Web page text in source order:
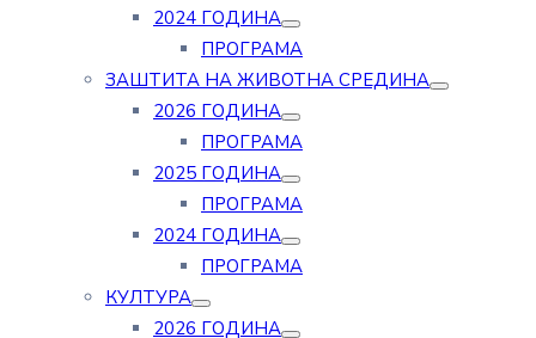
2024 ГОДИНА
ПРОГРАМА
ЗАШТИТА НА ЖИВОТНА СРЕДИНА
2026 ГОДИНА
ПРОГРАМА
2025 ГОДИНА
ПРОГРАМА
2024 ГОДИНА
ПРОГРАМА
КУЛТУРА
2026 ГОДИНА